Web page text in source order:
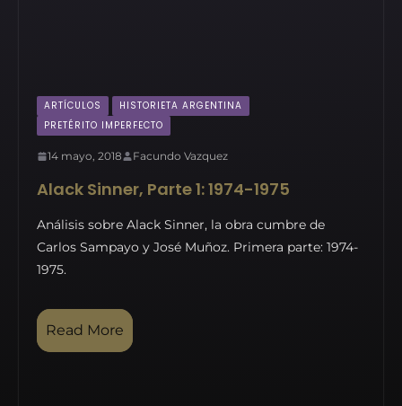
ARTÍCULOS
HISTORIETA ARGENTINA
PRETÉRITO IMPERFECTO
14 mayo, 2018 Facundo Vazquez
Alack Sinner, Parte 1: 1974-1975
Análisis sobre Alack Sinner, la obra cumbre de
Carlos Sampayo y José Muñoz. Primera parte: 1974-
1975.
Read More